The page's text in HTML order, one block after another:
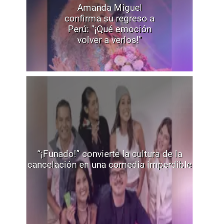
Amanda Miguel
confirma su regreso a
Perú: "¡Qué emoción
volver a verlos!"
“¡Funado!” convierte la cultura de la
cancelación en una comedia imperdible